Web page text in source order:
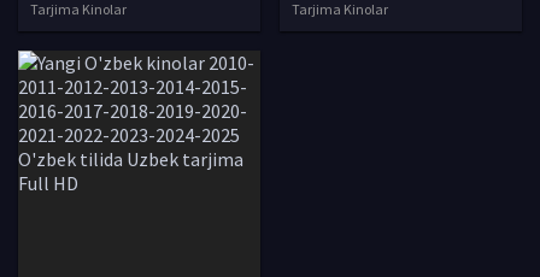
Tarjima Kinolar Tarjima Kinolar